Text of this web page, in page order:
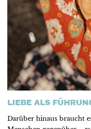
LIEBE ALS
Darüber hinaus braucht